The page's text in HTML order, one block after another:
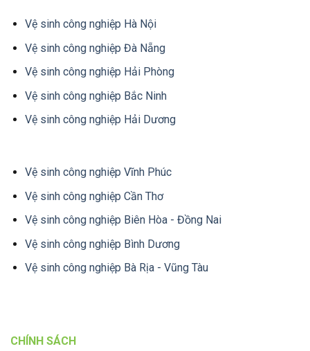
Vệ sinh công nghiệp Hà Nội
Vệ sinh công nghiệp Đà Nẵng
Vệ sinh công nghiệp Hải Phòng
Vệ sinh công nghiệp Bắc Ninh
Vệ sinh công nghiệp Hải Dương
Vệ sinh công nghiệp Vĩnh Phúc
Vệ sinh công nghiệp Cần Thơ
Vệ sinh công nghiệp Biên Hòa - Đồng Nai
Vệ sinh công nghiệp Bình Dương
Vệ sinh công nghiệp Bà Rịa - Vũng Tàu
CHÍNH SÁCH